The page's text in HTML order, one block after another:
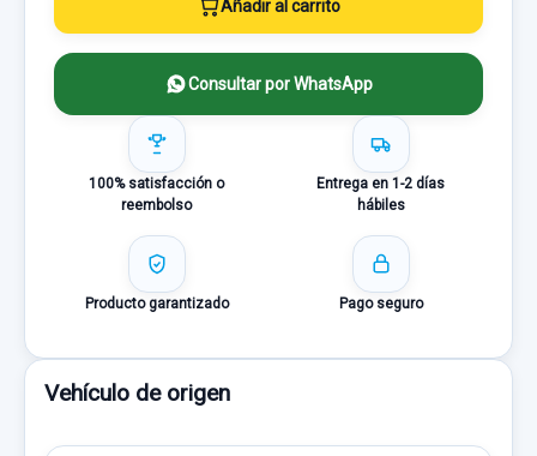
Añadir al carrito
Consultar por WhatsApp
100% satisfacción o
reembolso
Entrega en 1-2 días
hábiles
Producto garantizado Pago seguro
Vehículo de origen